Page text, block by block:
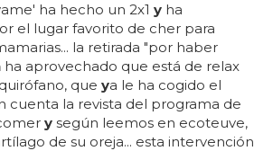
ha hecho un 2x1 yha
el lugar favorito de cher para
la retirada "por haber
ha aprovechado que está de relax
que ya le ha cogido el
cuenta la revista del programa de
ysegún leemos en ecoteuve,
de su oreja... esta intervención